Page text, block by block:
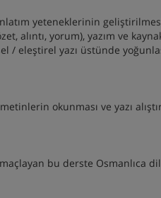
yeteneklerinin
alıntı, yorum), yazım ve
eleştirel yazı üstünde
okunması ve yazı
bu derste Osmanlıca